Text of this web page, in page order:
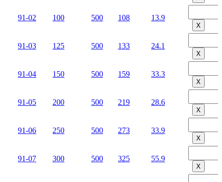
91-02 100 500 108 13.9
Х
91-03 125 500 133 24.1
Х
91-04 150 500 159 33.3
Х
91-05 200 500 219 28.6
Х
91-06 250 500 273 33.9
Х
91-07 300 500 325 55.9
Х